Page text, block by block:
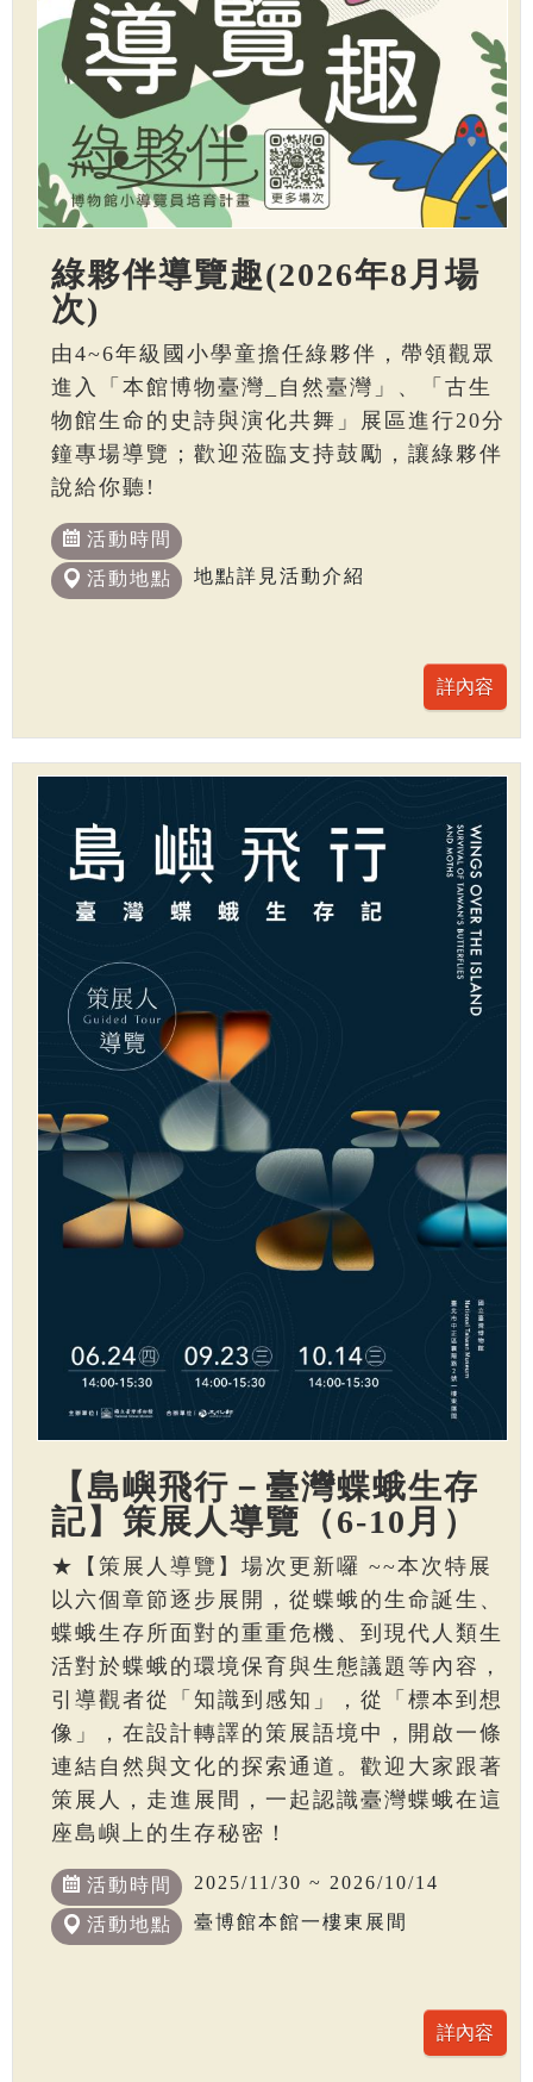
綠夥伴導覽趣(2026年8月場
次)
由4~6年級國小學童擔任綠夥伴，帶領觀眾
進入「本館博物臺灣_自然臺灣」、「古生
物館生命的史詩與演化共舞」展區進行20分
鐘專場導覽；歡迎蒞臨支持鼓勵，讓綠夥伴
說給你聽!
活動時間
活動地點
地點詳見活動介紹
【島嶼飛行－臺灣蝶蛾生存
記】策展人導覽（6-10月）
★【策展人導覽】場次更新囉 ~~本次特展
以六個章節逐步展開，從蝶蛾的生命誕生、
蝶蛾生存所面對的重重危機、到現代人類生
活對於蝶蛾的環境保育與生態議題等內容，
引導觀者從「知識到感知」，從「標本到想
像」，在設計轉譯的策展語境中，開啟一條
連結自然與文化的探索通道。歡迎大家跟著
策展人，走進展間，一起認識臺灣蝶蛾在這
座島嶼上的生存秘密！
活動時間 2025/11/30 ~ 2026/10/14
活動地點 臺博館本館一樓東展間